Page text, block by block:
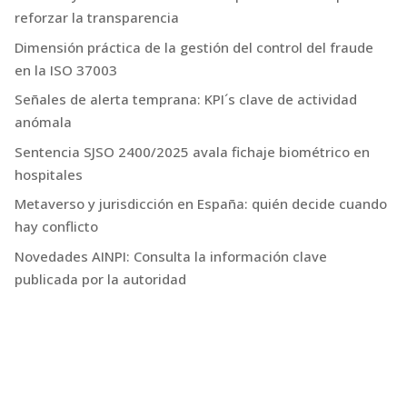
reforzar la transparencia
Dimensión práctica de la gestión del control del fraude
en la ISO 37003
Señales de alerta temprana: KPI´s clave de actividad
anómala
Sentencia SJSO 2400/2025 avala fichaje biométrico en
hospitales
Metaverso y jurisdicción en España: quién decide cuando
hay conflicto
Novedades AINPI: Consulta la información clave
publicada por la autoridad